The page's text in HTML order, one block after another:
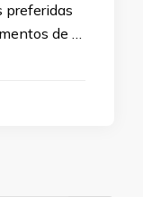
preferidas
de …